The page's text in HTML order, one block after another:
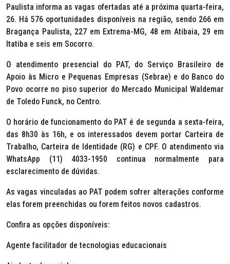
Paulista informa as vagas ofertadas até a próxima quarta-feira,
26. Há 576 oportunidades disponíveis na região, sendo 266 em
Bragança Paulista, 227 em Extrema-MG, 48 em Atibaia, 29 em
Itatiba e seis em Socorro.
O atendimento presencial do PAT, do Serviço Brasileiro de
Apoio às Micro e Pequenas Empresas (Sebrae) e do Banco do
Povo ocorre no piso superior do Mercado Municipal Waldemar
de Toledo Funck, no Centro.
O horário de funcionamento do PAT é de segunda a sexta-feira,
das 8h30 às 16h, e os interessados devem portar Carteira de
Trabalho, Carteira de Identidade (RG) e CPF. O atendimento via
WhatsApp (11) 4033-1950 continua normalmente para
esclarecimento de dúvidas.
As vagas vinculadas ao PAT podem sofrer alterações conforme
elas forem preenchidas ou forem feitos novos cadastros.
Confira as opções disponíveis:
Agente facilitador de tecnologias educacionais